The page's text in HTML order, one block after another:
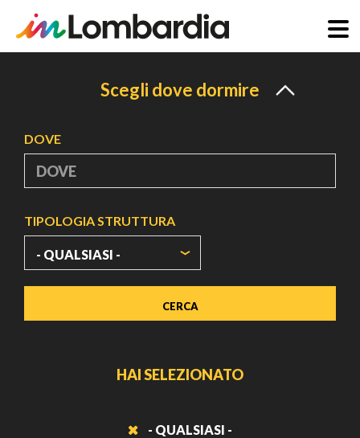
Scegli dove dormire
DOVE
TIPOLOGIA STRUTTURA
HAI SELEZIONATO
- QUALSIASI -